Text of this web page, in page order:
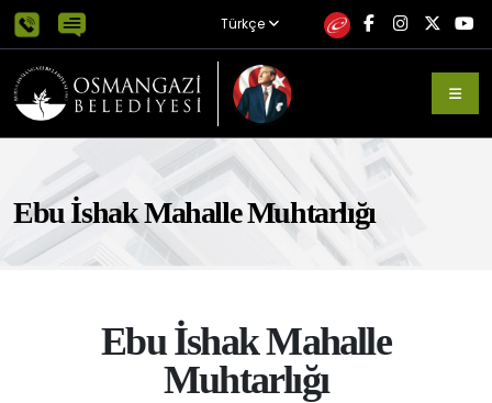
Türkçe
Ebu İshak Mahalle Muhtarlığı
Ebu İshak Mahalle
Muhtarlığı